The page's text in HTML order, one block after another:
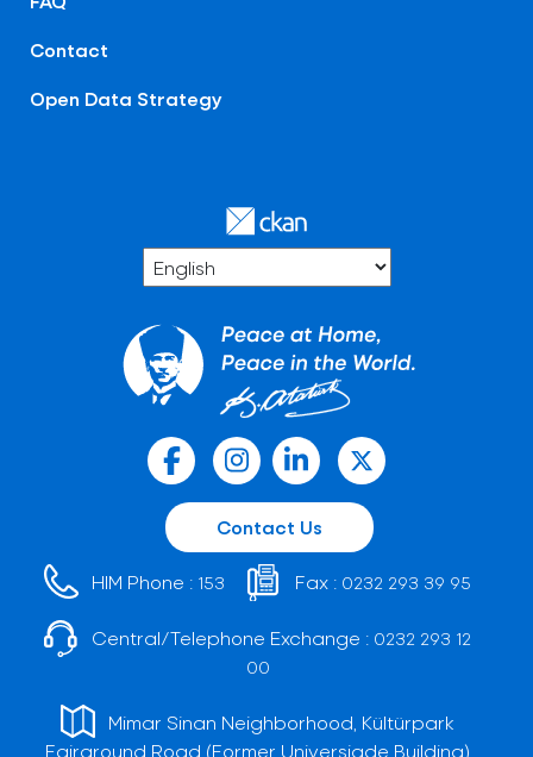
Contact
Open Data Strategy
Contact Us
HIM Phone : 153 Fax : 0232 293 39 95
Central/Telephone Exchange : 0232 293 12
00
Mimar Sinan Neighborhood, Kültürpark
Fairground Road (Former Universiade Building)